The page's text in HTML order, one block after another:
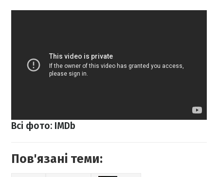
Всі фото: IMDb
Пов'язані теми: